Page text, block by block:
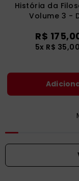
História da
Volume 3 -
R$ 175,
5x R$ 35,00